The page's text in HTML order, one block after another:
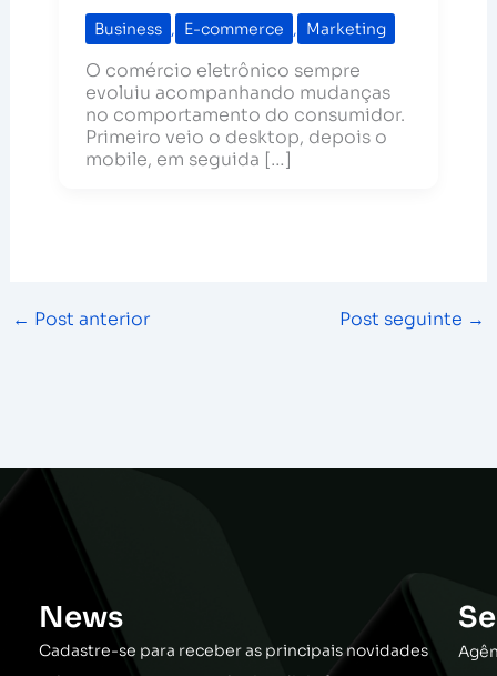
Business , E-commerce , Marketing
O comércio eletrônico sempre
evoluiu acompanhando mudanças
no comportamento do consumidor.
Primeiro veio o desktop, depois o
mobile, em seguida […]
← Post anterior Post seguinte →
News
Cadastre-se para receber as principais novidades